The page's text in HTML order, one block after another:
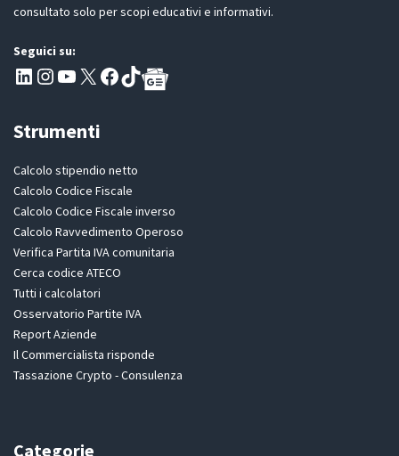
consultato solo per scopi educativi e informativi.
Seguici su:
Pagina LinkedIn PartitaIva
Instagram
Canale YouTube Evoluzione - Partitaiva.it
X Segui PartitaIva su Facebook
TikTok
Strumenti
Calcolo stipendio netto
Calcolo Codice Fiscale
Calcolo Codice Fiscale inverso
Calcolo Ravvedimento Operoso
Verifica Partita IVA comunitaria
Cerca codice ATECO
Tutti i calcolatori
Osservatorio Partite IVA
Report Aziende
Il Commercialista risponde
Tassazione Crypto - Consulenza
Categorie